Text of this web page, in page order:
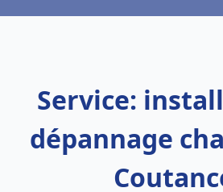
Service:
dépannage